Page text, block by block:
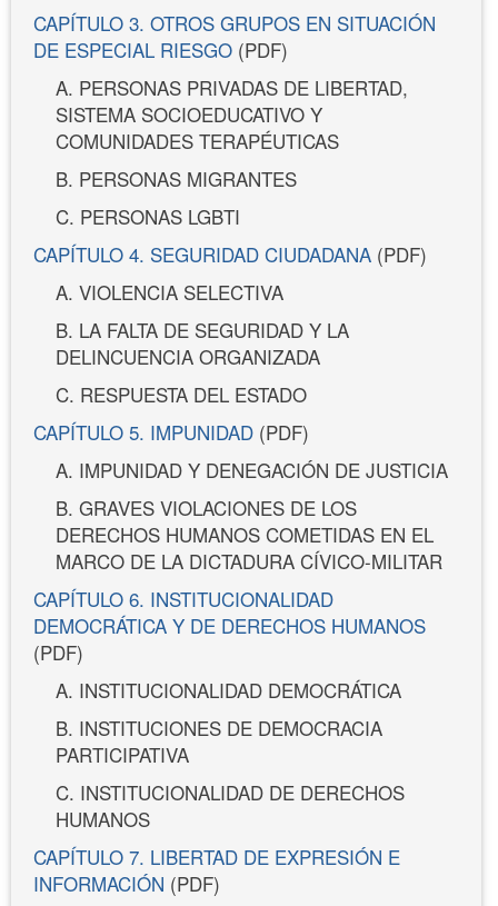
CAPÍTULO 3. OTROS GRUPOS EN SITUACIÓN
DE ESPECIAL RIESGO (PDF)
A. PERSONAS PRIVADAS DE LIBERTAD,
SISTEMA SOCIOEDUCATIVO Y
COMUNIDADES TERAPÉUTICAS
B. PERSONAS MIGRANTES
C. PERSONAS LGBTI
CAPÍTULO 4. SEGURIDAD CIUDADANA (PDF)
A. VIOLENCIA SELECTIVA
B. LA FALTA DE SEGURIDAD Y LA
DELINCUENCIA ORGANIZADA
C. RESPUESTA DEL ESTADO
CAPÍTULO 5. IMPUNIDAD (PDF)
A. IMPUNIDAD Y DENEGACIÓN DE JUSTICIA
B. GRAVES VIOLACIONES DE LOS
DERECHOS HUMANOS COMETIDAS EN EL
MARCO DE LA DICTADURA CÍVICO-MILITAR
CAPÍTULO 6. INSTITUCIONALIDAD
DEMOCRÁTICA Y DE DERECHOS HUMANOS
(PDF)
A. INSTITUCIONALIDAD DEMOCRÁTICA
B. INSTITUCIONES DE DEMOCRACIA
PARTICIPATIVA
C. INSTITUCIONALIDAD DE DERECHOS
HUMANOS
CAPÍTULO 7. LIBERTAD DE EXPRESIÓN E
INFORMACIÓN (PDF)